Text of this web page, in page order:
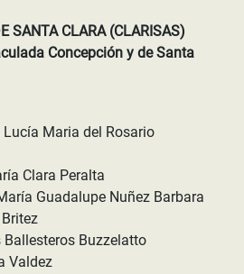
SANTA CLARA (CLARISAS)
Concepción y de Santa
Lucía Maria del Rosario
Clara Peralta
Guadalupe Nuñez Barbara
Buzzelatto
Valdez